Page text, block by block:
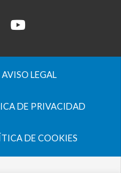
AVISO LEGAL
DE PRIVACIDAD
DE COOKIES